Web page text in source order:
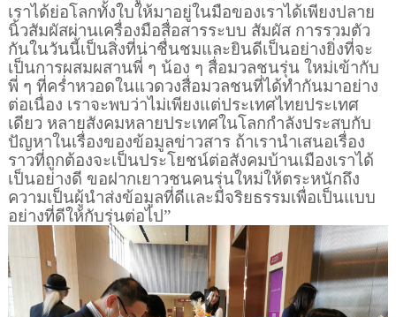
เราได้ย่อโลกทั้งใบให้มาอยู่ในมือของเราได้เพียงปลาย
นิ้วสัมผัสผ่านเครื่องมือสื่อสารระบบ สัมผัส การรวมตัว
กันในวันนี้เป็นสิ่งที่น่าชื่นชมและยินดีเป็นอย่างยิ่งที่จะ
เป็นการผสมผสานพี่ ๆ น้อง ๆ สื่อมวลชนรุ่น ใหม่เข้ากับ
พี่ ๆ ที่คร่ำหวอดในแวดวงสื่อมวลชนที่ได้ทำกันมาอย่าง
ต่อเนื่อง เราจะพบว่าไม่เพียงแต่ประเทศไทยประเทศ
เดียว หลายสังคมหลายประเทศในโลกกำลังประสบกับ
ปัญหาในเรื่องของข้อมูลข่าวสาร ถ้าเรานำเสนอเรื่อง
ราวที่ถูกต้องจะเป็นประโยชน์ต่อสังคมบ้านเมืองเราได้
เป็นอย่างดี ขอฝากเยาวชนคนรุ่นใหม่ให้ตระหนักถึง
ความเป็นผู้นำส่งข้อมูลที่ดีและมีจริยธรรมเพื่อเป็นแบบ
อย่างที่ดีให้กับรุ่นต่อไป”